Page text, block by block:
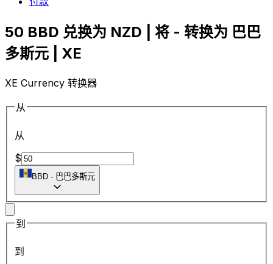
50 BBD 兑换为 NZD | 将 - 转换为 巴巴
多斯元 | XE
XE Currency 转换器
从
从
$
BBD - 巴巴多斯元
到
到